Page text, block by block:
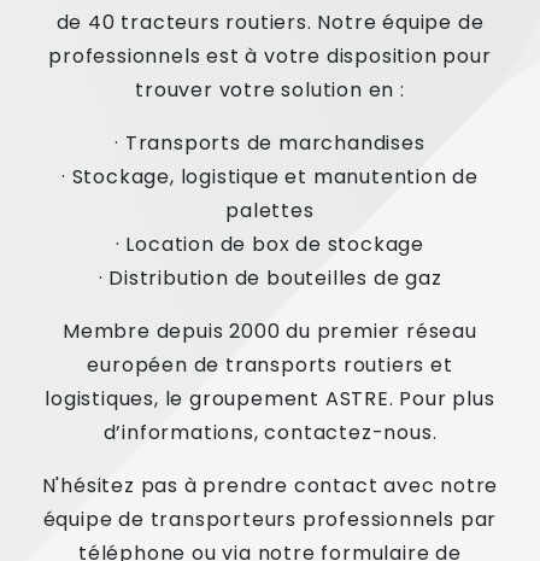
de 40 tracteurs routiers. Notre équipe de
professionnels est à votre disposition pour
trouver votre solution en :
· Transports de marchandises
· Stockage, logistique et manutention de
palettes
· Location de box de stockage
· Distribution de bouteilles de gaz
Membre depuis 2000 du premier réseau
européen de transports routiers et
logistiques, le groupement ASTRE. Pour plus
d’informations, contactez-nous.
N'hésitez pas à prendre contact avec notre
équipe de transporteurs professionnels par
téléphone ou via notre formulaire de